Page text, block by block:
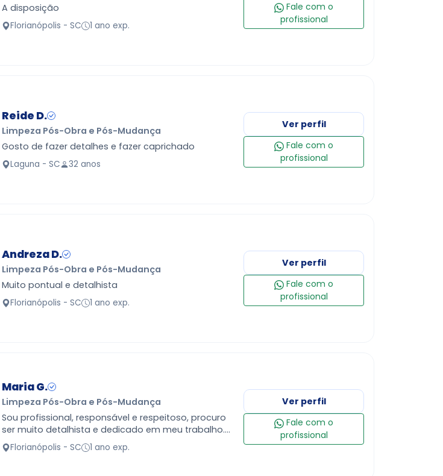
A disposição
Florianópolis - SC 1 ano exp.
Fale com o
profissional
Reide D.
Limpeza Pós-Obra e Pós-Mudança
Gosto de fazer detalhes e fazer caprichado
Laguna - SC 32 anos
Ver perfil
Fale com o
profissional
Andreza D.
Limpeza Pós-Obra e Pós-Mudança
Muito pontual e detalhista
Florianópolis - SC 1 ano exp.
Ver perfil
Fale com o
profissional
Maria G.
Limpeza Pós-Obra e Pós-Mudança
Sou profissional, responsável e respeitoso, procuro
ser muito detalhista e dedicado em meu trabalho.
Gosto de trabalhar e ser uma pessoa melhor a
cada dia e p…
Florianópolis - SC 1 ano exp.
Ver perfil
Fale com o
profissional